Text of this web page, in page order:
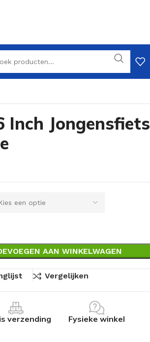
Inch Jongensfiets
AAN WINKELWAGEN
Vergelijken
verzending Fysieke winkel